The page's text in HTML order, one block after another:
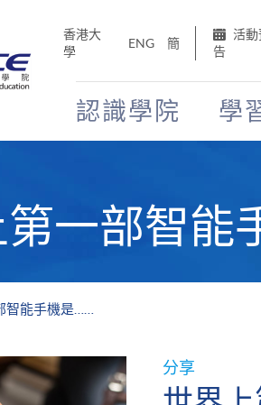
香港大
學
ENG 簡
活動
告
認識學院 學
第一部智能
智能手機是……
分享